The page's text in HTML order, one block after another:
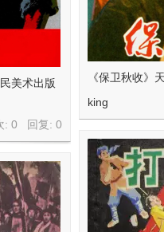
美术出版
: 0 回复: 0
《保卫秋收》
king